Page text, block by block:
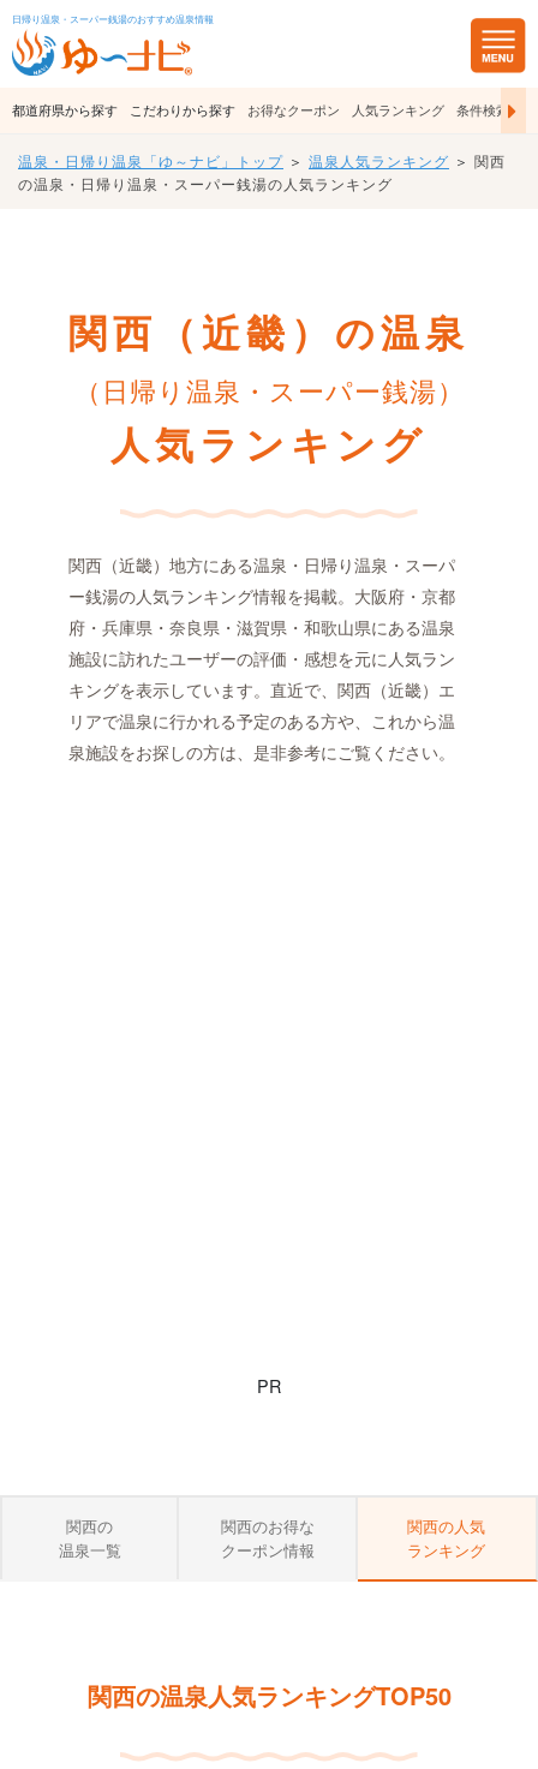
日帰り温泉・スーパー銭湯のおすすめ温泉情報
都道府県から探す こだわりから探す お得なクーポン 人気ランキング 条件検索
温泉・日帰り温泉「ゆ～ナビ」トップ ＞ 温泉人気ランキング ＞ 関西
の温泉・日帰り温泉・スーパー銭湯の人気ランキング
関西（近畿）の温泉
（日帰り温泉・スーパー銭湯）
人気ランキング
関西（近畿）地方にある温泉・日帰り温泉・スーパ
ー銭湯の人気ランキング情報を掲載。大阪府・京都
府・兵庫県・奈良県・滋賀県・和歌山県にある温泉
施設に訪れたユーザーの評価・感想を元に人気ラン
キングを表示しています。直近で、関西（近畿）エ
リアで温泉に行かれる予定のある方や、これから温
泉施設をお探しの方は、是非参考にご覧ください。
PR
関西の
温泉一覧
関西のお得な
クーポン情報
関西の人気
ランキング
関西の温泉人気ランキングTOP50